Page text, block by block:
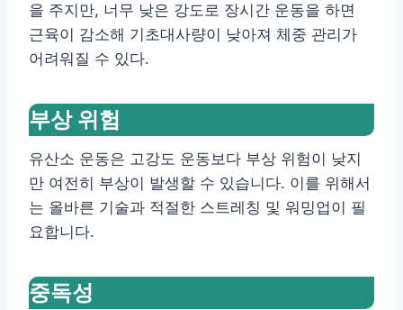
을 주지만, 너무 낮은 강도로 장시간 운동을 하면
근육이 감소해 기초대사량이 낮아져 체중 관리가
어려워질 수 있다.
부상 위험
유산소 운동은 고강도 운동보다 부상 위험이 낮지
만 여전히 부상이 발생할 수 있습니다. 이를 위해서
는 올바른 기술과 적절한 스트레칭 및 워밍업이 필
요합니다.
중독성